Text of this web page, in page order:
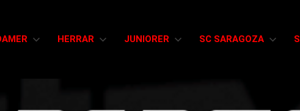
HERRAR JUNIORER SC SARAGOZA